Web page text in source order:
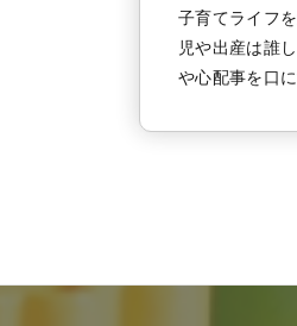
子育てライフ
児や出産は誰
や心配事を口